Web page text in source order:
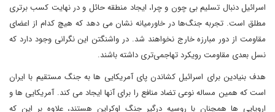
اسرائیل دنبال تسلیم بی چون و چرا، ایجاد منطقه حائل و در نهایت کسب برتری
مطلق است. تجربه جنگ‌ها در خاورمیانه نشان می دهد که هیچ کدام از اعضای
مقاومت از دور مبارزه خارج نخواهند شد. در واشنگتن این نگرانی وجود دارد که
نسل بعدی مقاومت رویکرد تهاجمی‌تری داشته باشند.
هدف بنیادین برای اسرائیل کشاندن پای آمریکایی ها به جنگ مستقیم با ایران
است که همین مساله نوعی تضاد منافع را برای آنها ایجاد می کند. آمریکایی ها و
اروپایی ها همچنان با روسیه درگیر جنگ اوکراین هستند، علاوه بر این که